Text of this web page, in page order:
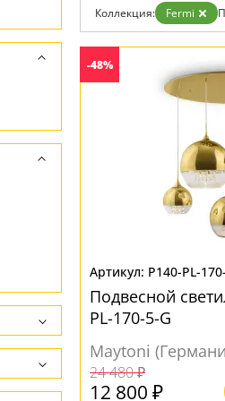
Коллекция: Fermi
-48%
P140-PL-
Подвесной
PL-170-5-G
Maytoni
24 480 ₽
12 800 ₽